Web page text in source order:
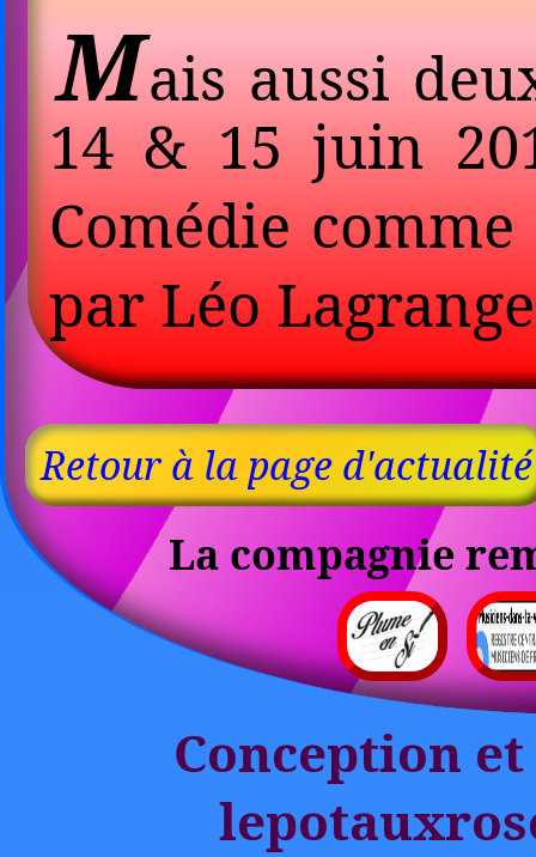
Mais aussi
14 & 15 juin
Comédie
par Léo
Retour à la page d'actualité
La compagnie
Conception